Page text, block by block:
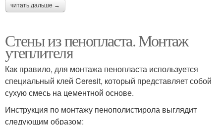
читать дальше →
Стены из пенопласта. Монтаж
утеплителя
Как правило, для монтажа пенопласта используется
специальный клей Ceresit, который представляет собой
сухую смесь на цементной основе.
Инструкция по монтажу пенополистирола выглядит
следующим образом: